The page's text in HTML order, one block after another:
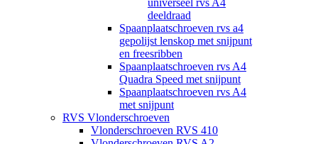
deeldraad
Spaanplaatschroeven rvs a4
gepolijst lenskop met snijpunt
en freesribben
Spaanplaatschroeven rvs A4
Quadra Speed met snijpunt
Spaanplaatschroeven rvs A4
met snijpunt
RVS Vlonderschroeven
Vlonderschroeven RVS 410